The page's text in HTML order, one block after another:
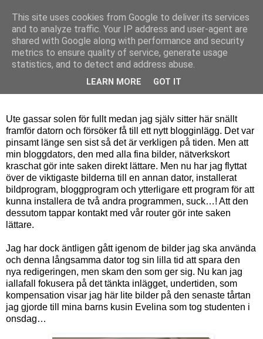
Bagerskan
söndag 16 juni 2013
Sakta men säkert…
Ute gassar solen för fullt medan jag själv sitter här snällt
framför datorn och försöker få till ett nytt blogginlägg. Det var
pinsamt länge sen sist så det är verkligen på tiden. Men att
min bloggdators, den med alla fina bilder, nätverkskort
kraschat gör inte saken direkt lättare. Men nu har jag flyttat
över de viktigaste bilderna till en annan dator, installerat
bildprogram, bloggprogram och ytterligare ett program för att
kunna installera de två andra programmen, suck…! Att den
dessutom tappar kontakt med vår router gör inte saken
lättare.
Jag har dock äntligen gått igenom de bilder jag ska använda
och denna långsamma dator tog sin lilla tid att spara den
nya redigeringen, men skam den som ger sig. Nu kan jag
iallafall fokusera på det tänkta inlägget, undertiden, som
kompensation visar jag här lite bilder på den senaste tårtan
jag gjorde till mina barns kusin Evelina som tog studenten i
onsdag…
This site uses cookies from Google to deliver its services
and to analyze traffic. Your IP address and user-agent are
shared with Google along with performance and security
metrics to ensure quality of service, generate usage
statistics, and to detect and address abuse.
LEARN MORE GOT IT